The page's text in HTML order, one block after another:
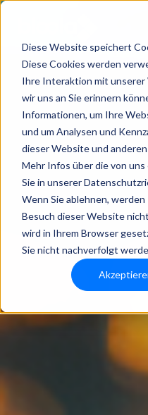
Diese Website speichert
Diese Cookies werden
Ihre Interaktion mit unserer
wir uns an Sie erinnern
Informationen, um Ihre
und um Analysen und
dieser Website und
Mehr Infos über die von
Sie in unserer
Wenn Sie ablehnen,
Besuch dieser Website
wird in Ihrem Browser
Sie nicht nachverfolgt